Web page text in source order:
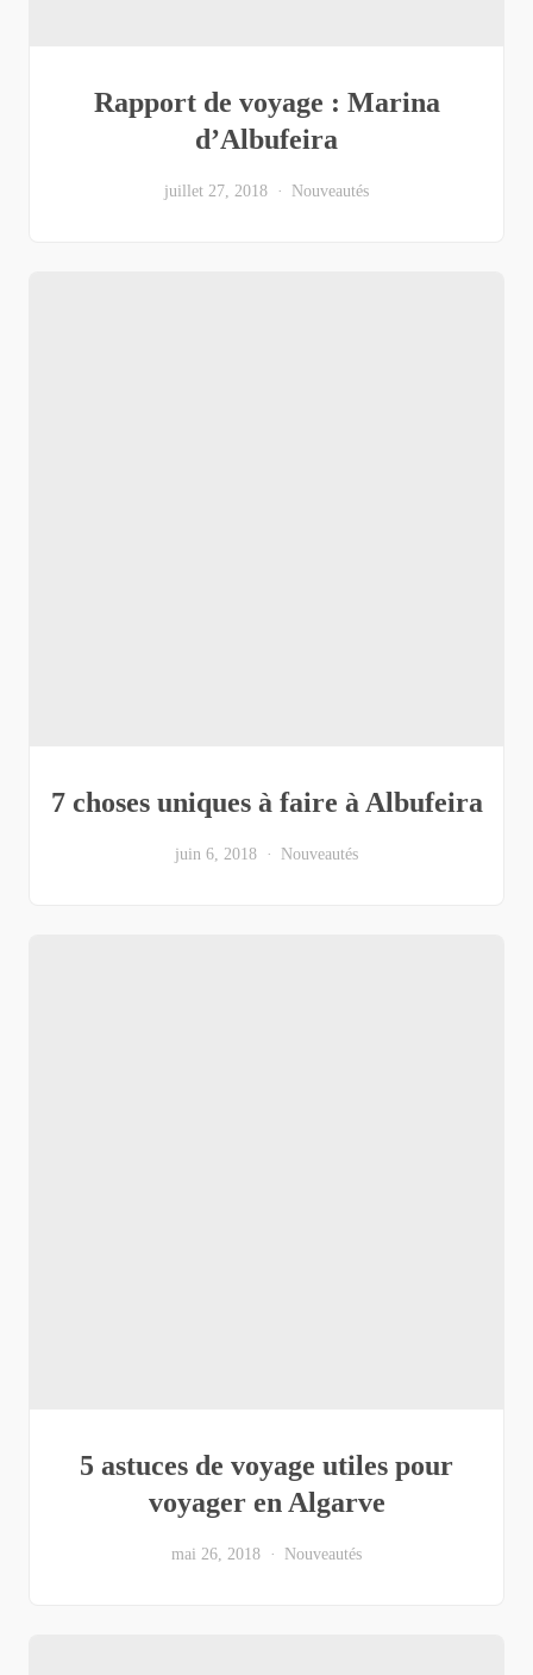
Rapport de voyage : Marina
d’Albufeira
juillet 27, 2018 Nouveautés
7 choses uniques à faire à Albufeira
juin 6, 2018 Nouveautés
5 astuces de voyage utiles pour
voyager en Algarve
mai 26, 2018 Nouveautés